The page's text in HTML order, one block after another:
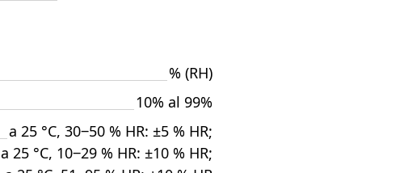
% (RH)
10% al 99%
a 25 °C, 30‒50 % HR: ±5 % HR;
a 25 °C, 10‒29 % HR: ±10 % HR;